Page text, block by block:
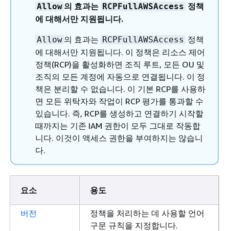
Allow 의 효과는 RCPFullAWSAccess 정책
에 대해서만 지원됩니다.
Allow 의 효과는 RCPFullAWSAccess 정책
에 대해서만 지원됩니다. 이 정책은 리소스 제어
정책(RCP)을 활성화하면 조직 루트, 모든 OU 및
조직의 모든 계정에 자동으로 연결됩니다. 이 정
책은 분리할 수 없습니다. 이 기본 RCP를 사용하
면 모든 위탁자와 작업이 RCP 평가를 통과할 수
있습니다. 즉, RCP를 생성하고 연결하기 시작할
때까지는 기존 IAM 권한이 모두 그대로 작동합
니다. 이것이 액세스 권한을 부여하지는 않습니
다.
요소 용도
버전
정책을 처리하는 데 사용할 언어
구문 규칙을 지정합니다.